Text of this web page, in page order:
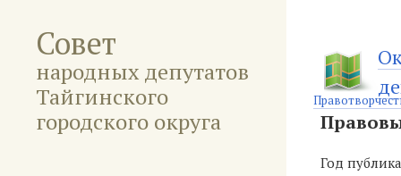
Совет
народных депутатов
Тайгинского
городского округа
Год